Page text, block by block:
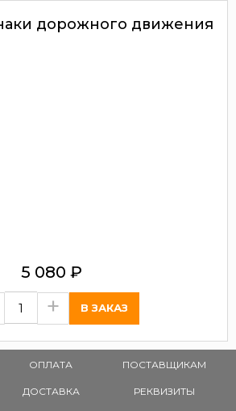
дорожного движения
5 080 ₽
+
ОПЛАТА
ДОСТАВКА
ПОСТАВЩИКАМ
РЕКВИЗИТЫ